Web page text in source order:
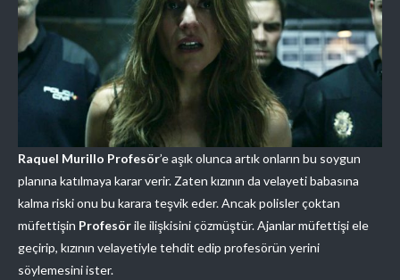
Raquel Murillo Profesör’e aşık olunca artık onların bu soygun
planına katılmaya karar verir. Zaten kızının da velayeti babasına
kalma riski onu bu karara teşvik eder. Ancak polisler çoktan
müfettişin Profesörile ilişkisini çözmüştür. Ajanlar müfettişi ele
geçirip, kızının velayetiyle tehdit edip profesörün yerini
söylemesini ister.